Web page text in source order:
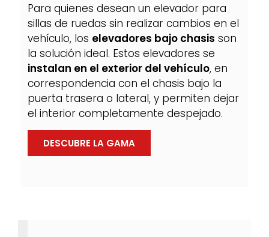
Para quienes desean un elevador para
sillas de ruedas sin realizar cambios en el
vehículo, los elevadores bajo chasis son
la solución ideal. Estos elevadores se
instalan en el exterior del vehículo, en
correspondencia con el chasis bajo la
puerta trasera o lateral, y permiten dejar
el interior completamente despejado.
DESCUBRE LA GAMA